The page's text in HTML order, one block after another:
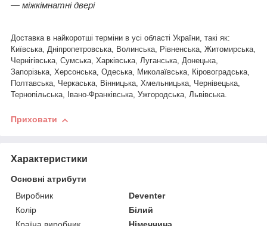
— міжкімнатні двері
Доставка в найкоротші терміни в усі області України, такі як:
Київська, Дніпропетровська, Волинська, Рівненська, Житомирська,
Чернігівська, Сумська, Харківська, Луганська, Донецька,
Запорізька, Херсонська, Одеська, Миколаївська, Кіровоградська,
Полтавська, Черкаська, Вінницька, Хмельницька, Чернівецька,
Тернопільська, Івано-Франківська, Ужгородська, Львівська.
Приховати
Характеристики
Основні атрибути
Виробник
Deventer
Колір
Білий
Країна виробник
Німеччина